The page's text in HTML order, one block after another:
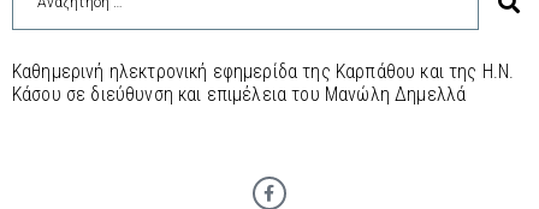
Καθημερινή ηλεκτρονική εφημερίδα της Καρπάθου και της Η.Ν.
Κάσου σε διεύθυνση και επιμέλεια του Μανώλη Δημελλά